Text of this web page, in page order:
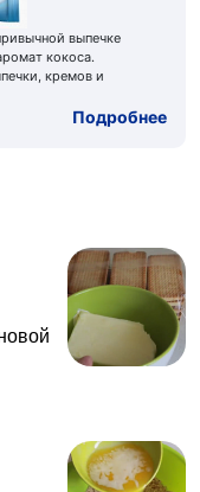
выпечке
кокоса.
кремов и
Подробнее